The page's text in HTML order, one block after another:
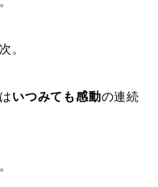
。
いつみても感動の連続